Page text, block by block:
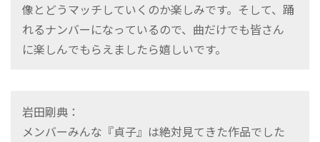
像とどうマッチしていくのか楽しみです。そして、踊
れるナンバーになっているので、曲だけでも皆さん
に楽しんでもらえましたら嬉しいです。
岩田剛典：
メンバーみんな『貞子』は絶対見てきた作品でした